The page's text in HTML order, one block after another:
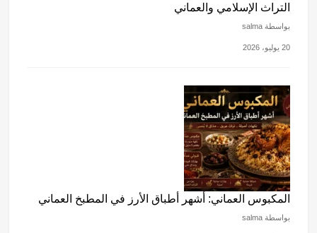
التراث الإسلامي والعماني
بواسطة salma
20 يوليو، 2026
المكبوس العماني: أشهر أطباق الأرز في المطبخ العماني
بواسطة salma